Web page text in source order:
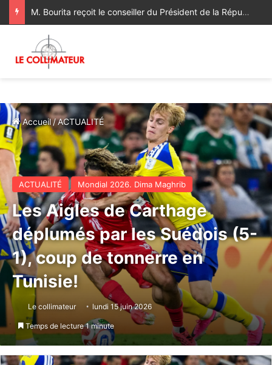
M. Bourita reçoit le conseiller du Président de la République de Roumanie, porteur d’un message adressé à SM le Roi
Accueil/ACTUALITÉ
ACTUALITÉ Mondial 2026. Dima Maghrib
Les Aigles de Carthage
déplumés par les Suédois (5-
1), coup de tonnerre en
Tunisie!
Le collimateur lundi 15 juin 2026
Temps de lecture 1 minute